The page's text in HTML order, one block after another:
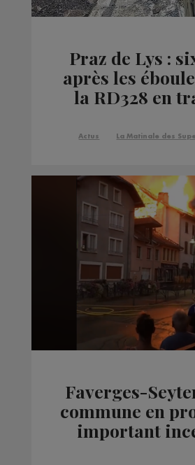
Praz de Lys :
après les
la RD328 en
Actus La Matinale des
Faverges-
commune en
important